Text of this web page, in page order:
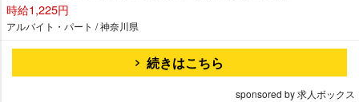
時給1,225円
アルバイト・パート / 神奈川県
続きはこちら
sponsored by 求人ボックス